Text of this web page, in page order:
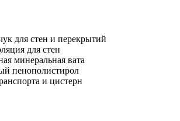
для стен и перекрытий
для стен
минеральная вата
пенополистирол
и цистерн